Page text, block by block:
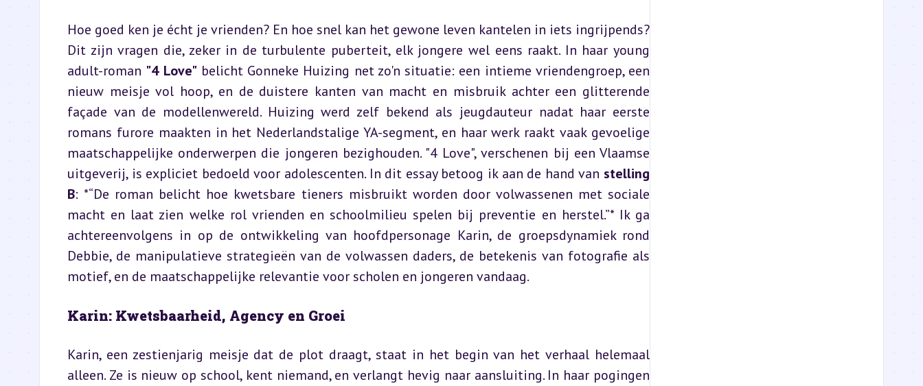
Hoe goed ken je écht je vrienden? En hoe snel kan het gewone leven kantelen in iets ingrijpends?
Dit zijn vragen die, zeker in de turbulente puberteit, elk jongere wel eens raakt. In haar young
adult-roman "4 Love" belicht Gonneke Huizing net zo'n situatie: een intieme vriendengroep, een
nieuw meisje vol hoop, en de duistere kanten van macht en misbruik achter een glitterende
façade van de modellenwereld. Huizing werd zelf bekend als jeugdauteur nadat haar eerste
romans furore maakten in het Nederlandstalige YA-segment, en haar werk raakt vaak gevoelige
maatschappelijke onderwerpen die jongeren bezighouden. "4 Love", verschenen bij een Vlaamse
uitgeverij, is expliciet bedoeld voor adolescenten. In dit essay betoog ik aan de hand van stelling
B: *“De roman belicht hoe kwetsbare tieners misbruikt worden door volwassenen met sociale
macht en laat zien welke rol vrienden en schoolmilieu spelen bij preventie en herstel.”* Ik ga
achtereenvolgens in op de ontwikkeling van hoofdpersonage Karin, de groepsdynamiek rond
Debbie, de manipulatieve strategieën van de volwassen daders, de betekenis van fotografie als
motief, en de maatschappelijke relevantie voor scholen en jongeren vandaag.
Karin: Kwetsbaarheid, Agency en Groei
Karin, een zestienjarig meisje dat de plot draagt, staat in het begin van het verhaal helemaal
alleen. Ze is nieuw op school, kent niemand, en verlangt hevig naar aansluiting. In haar pogingen